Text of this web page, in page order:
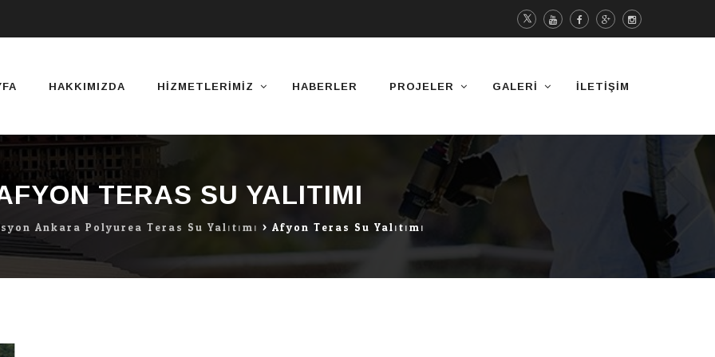
HAKKIMIZDA HIZMETLERIMIZ HABERLER PROJELER GALERI İLETIŞIM
TERAS SU YALITIMI
Ankara Polyurea Teras Su Yalıtımı > Afyon Teras Su Yalıtımı